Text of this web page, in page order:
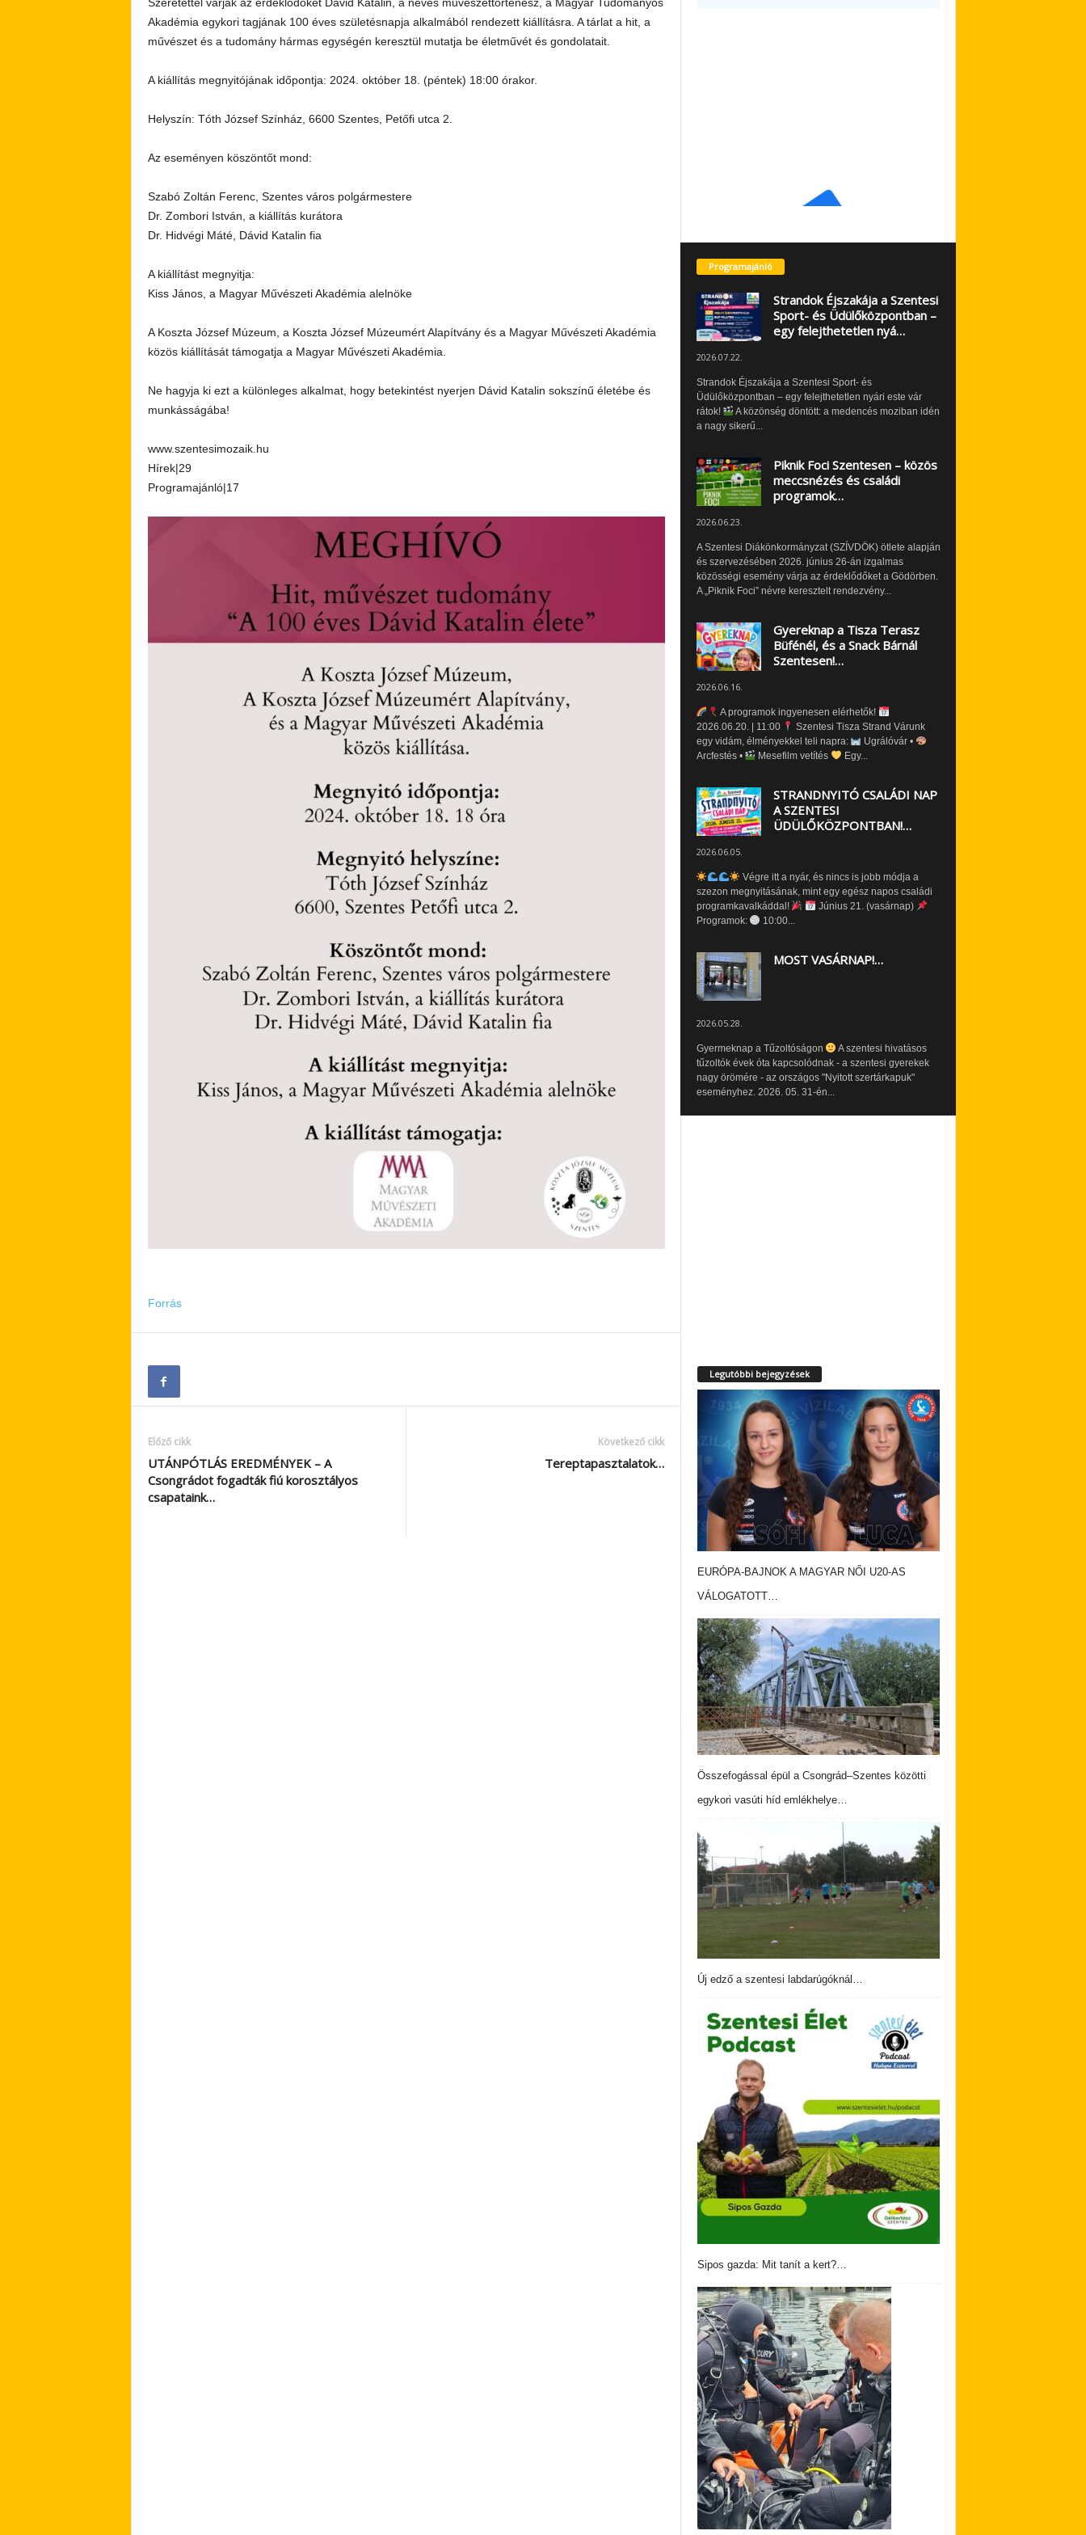
Akadémia egykori tagjának 100 éves születésnapja alkalmából rendezett kiállításra. A tárlat a hit, a
művészet és a tudomány hármas egységén keresztül mutatja be életművét és gondolatait.
A kiállítás megnyitójának időpontja: 2024. október 18. (péntek) 18:00 órakor.
Helyszín: Tóth József Színház, 6600 Szentes, Petőfi utca 2.
Az eseményen köszöntőt mond:
Szabó Zoltán Ferenc, Szentes város polgármestere
Dr. Zombori István, a kiállítás kurátora
Dr. Hidvégi Máté, Dávid Katalin fia
A kiállítást megnyitja:
Kiss János, a Magyar Művészeti Akadémia alelnöke
A Koszta József Múzeum, a Koszta József Múzeumért Alapítvány és a Magyar Művészeti Akadémia
közös kiállítását támogatja a Magyar Művészeti Akadémia.
Ne hagyja ki ezt a különleges alkalmat, hogy betekintést nyerjen Dávid Katalin sokszínű életébe és
munkásságába!
www.szentesimozaik.hu
Hírek|29
Programajánló|17
Forrás
Előző cikk
UTÁNPÓTLÁS EREDMÉNYEK – A
Csongrádot fogadták fiú korosztályos
csapataink…
Következő cikk
Tereptapasztalatok…
Programajánló
Strandok Éjszakája a Szentesi
Sport- és Üdülőközpontban –
egy felejthetetlen nyá…
2026.07.22.
Strandok Éjszakája a Szentesi Sport- és
Üdülőközpontban – egy felejthetetlen nyári este vár
rátok!
A közönség döntött: a medencés moziban idén
a nagy sikerű...
Piknik Foci Szentesen – közös
meccsnézés és családi
programok…
2026.06.23.
A Szentesi Diákönkormányzat (SZÍVDÖK) ötlete alapján
és szervezésében 2026. június 26-án izgalmas
közösségi esemény várja az érdeklődőket a Gödörben.
A „Piknik Foci” névre keresztelt rendezvény...
Gyereknap a Tisza Terasz
Büfénél, és a Snack Bárnál
Szentesen!…
2026.06.16.
A programok ingyenesen elérhetők!
2026.06.20. | 11:00
Szentesi Tisza Strand Várunk
egy vidám, élményekkel teli napra:
Ugrálóvár •
Arcfestés •
Mesefilm vetítés Egy...
STRANDNYITÓ CSALÁDI NAP
A SZENTESI
ÜDÜLŐKÖZPONTBAN!…
2026.06.05.
Végre itt a nyár, és nincs is jobb módja a
szezon megnyitásának, mint egy egész napos családi
programkavalkáddal!
Június 21. (vasárnap)
Programok:
10:00...
MOST VASÁRNAP!…
2026.05.28.
Gyermeknap a Tűzoltóságon
A szentesi hivatásos
tűzoltók évek óta kapcsolódnak - a szentesi gyerekek
nagy örömére - az országos "Nyitott szertárkapuk"
eseményhez. 2026. 05. 31-én...
Legutóbbi bejegyzések
EURÓPA-BAJNOK A MAGYAR NŐI U20-AS
VÁLOGATOTT…
Összefogással épül a Csongrád–Szentes közötti
egykori vasúti híd emlékhelye…
Új edző a szentesi labdarúgóknál…
Sipos gazda: Mit tanít a kert?…